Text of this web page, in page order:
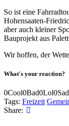
So ist eine
Hohensaaten-
aber auch kleiner
Bauprojekt aus
Wir hoffen, der
What's your reaction?
0Cool0Bad0Lol0Sad
Tags: Freizeit
Share: